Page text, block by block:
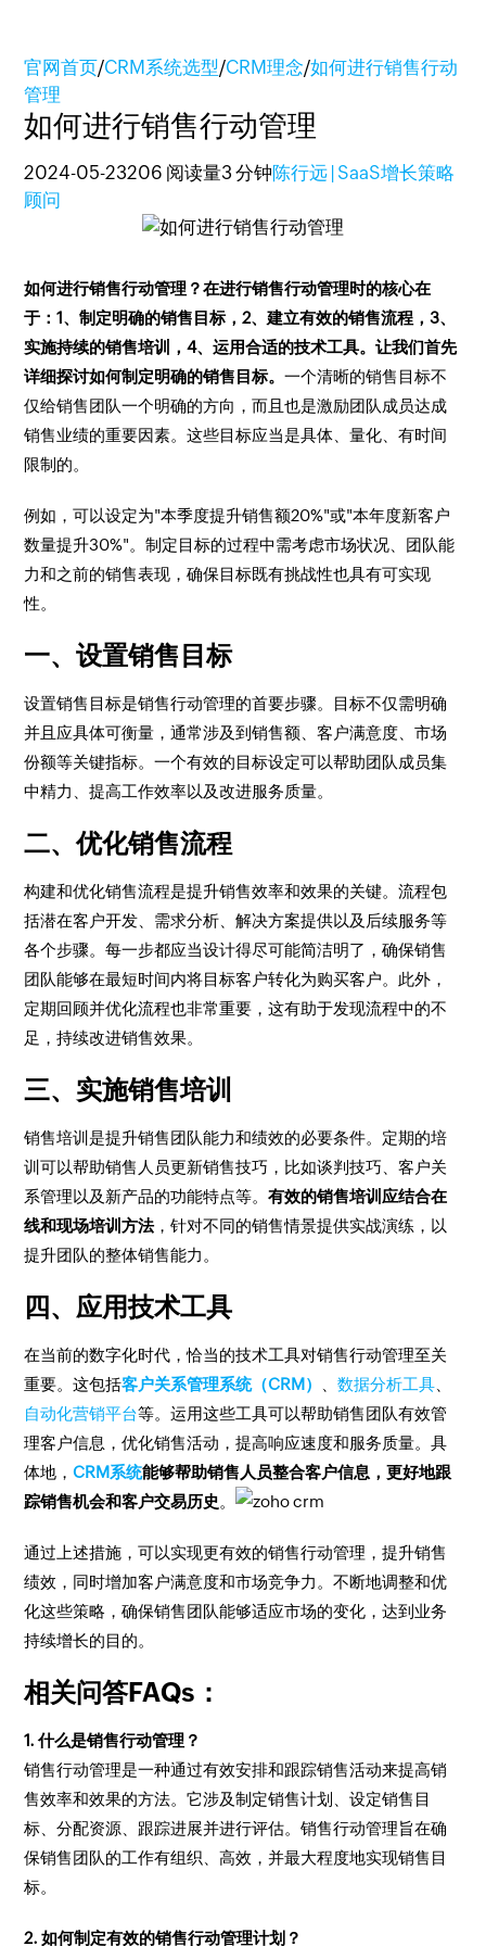
官网首页/CRM系统选型/CRM理念/如何进行销售行动
管理
如何进行销售行动管理
2024-05-23206 阅读量3 分钟陈行远 | SaaS增长策略
顾问
如何进行销售行动管理？在进行销售行动管理时的核心在
于：1、制定明确的销售目标，2、建立有效的销售流程，3、
实施持续的销售培训，4、运用合适的技术工具。让我们首先
详细探讨如何制定明确的销售目标。一个清晰的销售目标不
仅给销售团队一个明确的方向，而且也是激励团队成员达成
销售业绩的重要因素。这些目标应当是具体、量化、有时间
限制的。
例如，可以设定为"本季度提升销售额20%"或"本年度新客户
数量提升30%"。制定目标的过程中需考虑市场状况、团队能
力和之前的销售表现，确保目标既有挑战性也具有可实现
性。
一、设置销售目标
设置销售目标是销售行动管理的首要步骤。目标不仅需明确
并且应具体可衡量，通常涉及到销售额、客户满意度、市场
份额等关键指标。一个有效的目标设定可以帮助团队成员集
中精力、提高工作效率以及改进服务质量。
二、优化销售流程
构建和优化销售流程是提升销售效率和效果的关键。流程包
括潜在客户开发、需求分析、解决方案提供以及后续服务等
各个步骤。每一步都应当设计得尽可能简洁明了，确保销售
团队能够在最短时间内将目标客户转化为购买客户。此外，
定期回顾并优化流程也非常重要，这有助于发现流程中的不
足，持续改进销售效果。
三、实施销售培训
销售培训是提升销售团队能力和绩效的必要条件。定期的培
训可以帮助销售人员更新销售技巧，比如谈判技巧、客户关
系管理以及新产品的功能特点等。有效的销售培训应结合在
线和现场培训方法，针对不同的销售情景提供实战演练，以
提升团队的整体销售能力。
四、应用技术工具
在当前的数字化时代，恰当的技术工具对销售行动管理至关
重要。这包括客户关系管理系统（CRM） 、数据分析工具
自动化营销平台等。运用这些工具可以帮助销售团队有效管
理客户信息，优化销售活动，提高响应速度和服务质量。具
体地，CRM系统能够帮助销售人员整合客户信息，更好地跟
踪销售机会和客户交易历史。
通过上述措施，可以实现更有效的销售行动管理，提升销售
绩效，同时增加客户满意度和市场竞争力。不断地调整和优
化这些策略，确保销售团队能够适应市场的变化，达到业务
持续增长的目的。
相关问答FAQs：
1. 什么是销售行动管理？
销售行动管理是一种通过有效安排和跟踪销售活动来提高销
售效率和效果的方法。它涉及制定销售计划、设定销售目
标、分配资源、跟踪进展并进行评估。销售行动管理旨在确
保销售团队的工作有组织、高效，并最大程度地实现销售目
标。
2. 如何制定有效的销售行动管理计划？